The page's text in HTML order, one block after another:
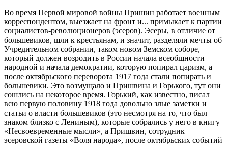
Во время Первой мировой войны Пришин работает военным
корреспондентом, выезжает на фронт и... примыкает к партии
социалистов-революционеров (эсеров). Эсеры, в отличие от
большевиков, шли к крестьянам, и значит, разделяли мечты об
Учредительном собрании, таком новом Земском соборе,
который должен возродить в России начала всеобщности
народной и начала демократии, которую попирал царизм, а
после октябрьского переворота 1917 года стали попирать и
большевики. Это возмущало и Пришвина и Горького, тут они
сошлись на некоторое время. Горький, как известно, писал
всю первую половину 1918 года довольно злые заметки и
статьи о власти большевиков (это несмотря на то, что был
знаком близко с Лениным), которые собрались у него в книгу
«Несвоевременные мысли», а Пришвин, сотрудник
эсеровской газеты «Воля народа», после октябрьских событий